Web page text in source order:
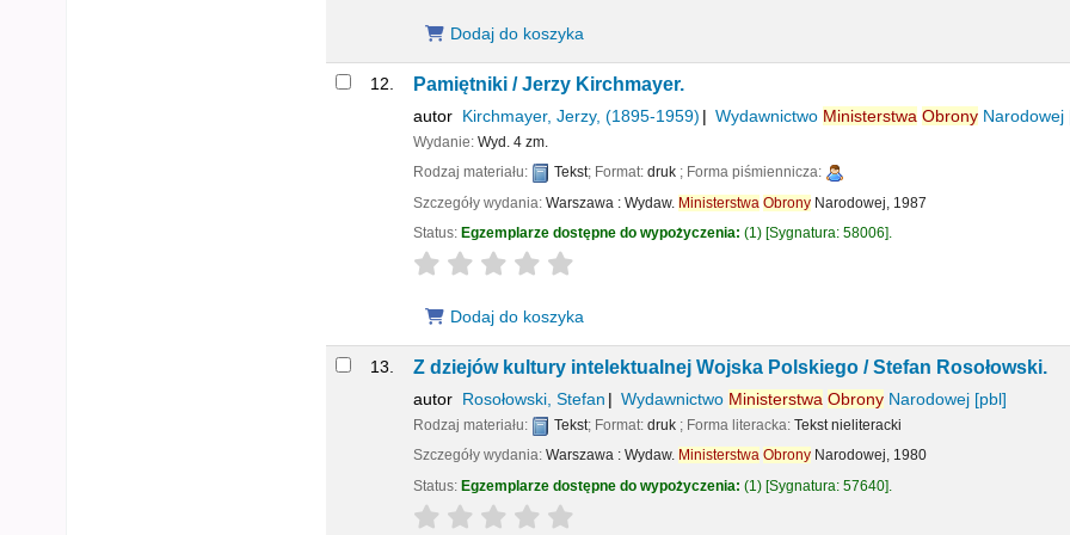
Dodaj do koszyka
12. Pamiętniki /Jerzy Kirchmayer.
autor Kirchmayer, Jerzy, (1895-1959) Wydawnictwo Ministerstwa Obrony Narodowej
Wydanie:Wyd. 4 zm.
Rodzaj materiału:
Tekst; Format:druk ; Forma piśmiennicza:
Szczegóły wydania:Warszawa : Wydaw. Ministerstwa Obrony Narodowej, 1987
Status:Egzemplarze dostępne do wypożyczenia:(1) Sygnatura:58006
star rating
Dodaj do koszyka
13. Z dziejów kultury intelektualnej Wojska Polskiego /Stefan Rosołowski.
autor Rosołowski, Stefan Wydawnictwo Ministerstwa Obrony Narodowej [pbl]
Rodzaj materiału: Tekst; Format:druk ; Forma literacka:Tekst nieliteracki
Szczegóły wydania:Warszawa : Wydaw. Ministerstwa Obrony Narodowej, 1980
Status:Egzemplarze dostępne do wypożyczenia:(1) Sygnatura:57640
star rating